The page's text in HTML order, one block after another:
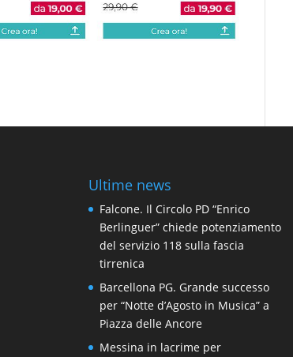
Ultime news
Falcone. Il Circolo PD “Enrico
Berlinguer” chiede potenziamento
del servizio 118 sulla fascia
tirrenica
Barcellona PG. Grande successo
per “Notte d’Agosto in Musica” a
Piazza delle Ancore
Messina in lacrime per